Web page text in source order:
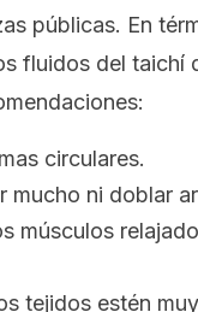
públicas. En
fluidos del taichí
circulares.
mucho ni doblar
músculos
tejidos estén